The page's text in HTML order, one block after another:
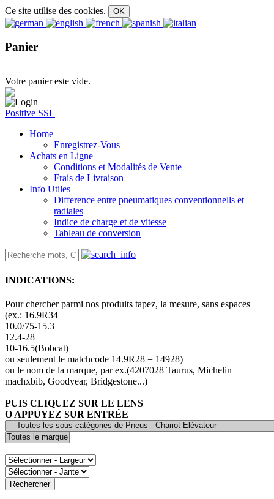
Ce site utilise des cookies.
Panier
Votre panier este vide.
Positive SSL
Home
Enregistrez-Vous
Achats en Ligne
Conditions et Modalités de Vente
Frais de Livraison
Info Utiles
Difference entre pneumatiques conventionnells et
radiales
Indice de charge et de vitesse
Tableau de conversion
INDICATIONS:
Pour chercher parmi nos produits tapez, la mesure, sans espaces
(ex.: 16.9R34
10.0/75-15.3
12.4-28
10-16.5(Bobcat)
ou seulement le matchcode 14.9R28 = 14928)
ou le nom de la marque, par ex.(4207028 Taurus, Michelin
machxbib, Goodyear, Bridgestone...)
PUIS CLIQUEZ SUR LE LENS
O APPUYEZ SUR ENTRÉE